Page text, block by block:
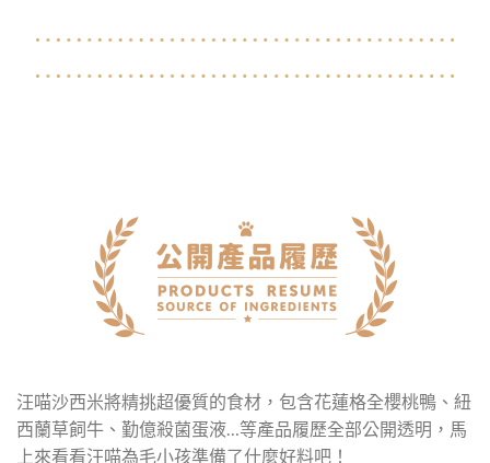
汪喵沙西米將精挑超優質的食材，包含花蓮格全櫻桃鴨、紐
西蘭草飼牛、勤億殺菌蛋液…等產品履歷全部公開透明，馬
上來看看汪喵為毛小孩準備了什麼好料吧！